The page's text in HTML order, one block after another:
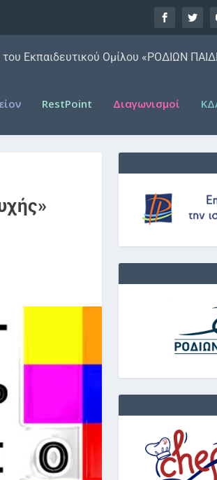
Εκπαιδευτικού Ομίλου «ΡΟΔΙΩΝ
RestPoint Διαγωνισμοί